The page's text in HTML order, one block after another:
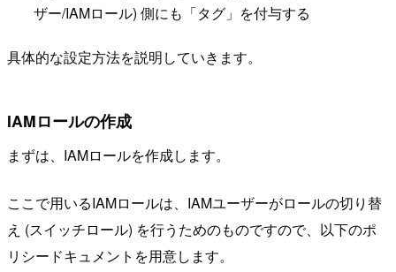
ザー/IAMロール) 側にも「タグ」を付与する
具体的な設定方法を説明していきます。
IAMロールの作成
まずは、IAMロールを作成します。
ここで用いるIAMロールは、IAMユーザーがロールの切り替
え (スイッチロール) を行うためのものですので、以下のポ
リシードキュメントを用意します。